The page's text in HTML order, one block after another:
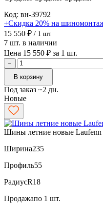
Код: вн-39792
+Скидка 20% на
15 550 ₽ / 1 шт
7 шт. в наличии
Цена 15 550 ₽ за 1 шт.
−
В корзину
Под заказ ~2 дн.
Новые
Шины летние новые Laufenn
Ширина235
Профиль55
РадиусR18
Продажапо 1 шт.